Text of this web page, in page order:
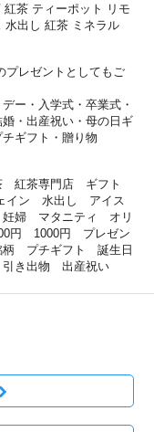
茶 ティーポット リモ
水出し 紅茶 ミネラル
プレゼントとしてもご
ー・入学式・卒業式・
・出産祝い・母の日ギ
ギフト・贈り物
紅茶専門店 ギフト
イン 水出し アイス
婦 マタニティ オリ
円 1000円 プレゼン
プチギフト 誕生日
き出物 出産祝い